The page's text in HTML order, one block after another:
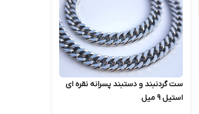
ست گردنبند و دستبند پسرانه نقره ای
استیل ۹ میل